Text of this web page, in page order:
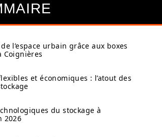
l’espace urbain grâce aux boxes
Coignières
et économiques : l’atout des
du stockage à
2026